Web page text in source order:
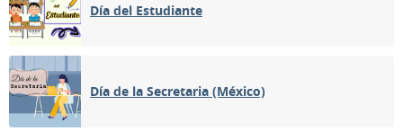
Día del Estudiante
Día de la Secretaria (México)